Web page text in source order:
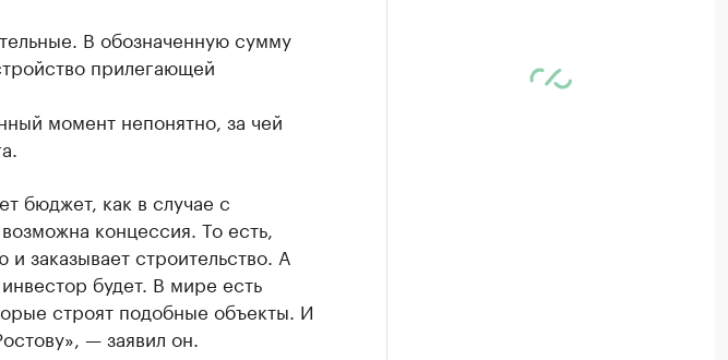
В обозначенную сумму
прилегающей
момент непонятно, за чей
бюджет, как в случае с
концессия. То есть,
заказывает строительство. А
будет. В мире есть
строят подобные объекты. И
— заявил он.